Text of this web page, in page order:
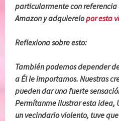
particularmente con referencia
Amazon y adquierelopor esta
Reflexiona sobre esto:
También podemos depender
a Él le importamos. Nuestras
pueden dar una fuerte
Permítanme ilustrar esta idea,
un vecindario violento, tuve